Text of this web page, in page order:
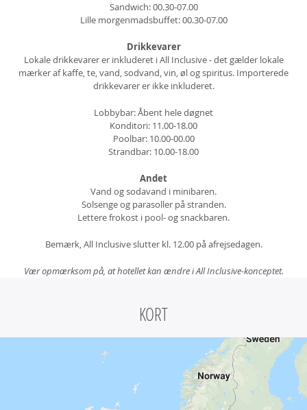
Sandwich: 00.30-07.00
Lille morgenmadsbuffet: 00.30-07.00
Drikkevarer
Lokale drikkevarer er inkluderet i All Inclusive - det gælder lokale
mærker af kaffe, te, vand, sodvand, vin, øl og spiritus. Importerede
drikkevarer er ikke inkluderet.
Lobbybar: Åbent hele døgnet
Konditori: 11.00-18.00
Poolbar: 10.00-00.00
Strandbar: 10.00-18.00
Andet
Vand og sodavand i minibaren.
Solsenge og parasoller på stranden.
Lettere frokost i pool- og snackbaren.
Bemærk, All Inclusive slutter kl. 12.00 på afrejsedagen.
Vær opmærksom på, at hotellet kan ændre i All Inclusive-konceptet.
KORT